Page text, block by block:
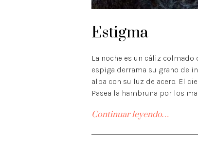
Estigma
La noche es un cáliz
espiga derrama su grano de
alba con su luz de acero. El
Pasea la hambruna por los
Continuar leyendo…